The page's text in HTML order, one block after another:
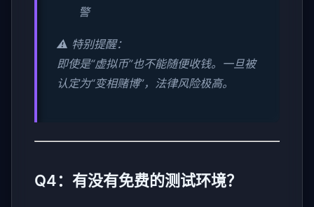
警
⚠️ 特别提醒：
即使是“虚拟币”也不能随便收钱。一旦被
认定为“变相赌博”，法律风险极高。
Q4：有没有免费的测试环境？